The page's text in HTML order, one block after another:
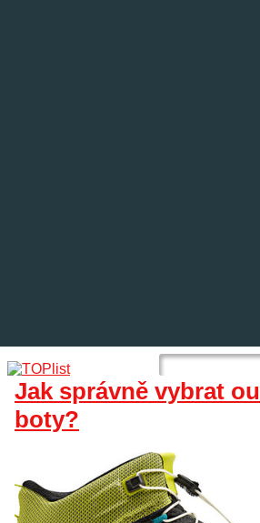
Jak správně vybrat
boty?